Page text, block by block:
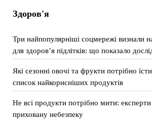
Здоров'я
Три найпопулярніші соцмережі визнали
для здоров’я підлітків: що показало
Які сезонні овочі та фрукти потрібно
список найкорисніших продуктів
Не всі продукти потрібно мити:
приховану небезпеку